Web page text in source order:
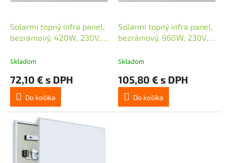
Solarmi topný infra panel,
bezrámový, 420W, 230V,
Skladom
72,10 € s DPH
Do košíka
Solarmi topný infra panel,
bezrámový, 960W, 230V,
Skladom
105,80 € s DPH
Do košíka